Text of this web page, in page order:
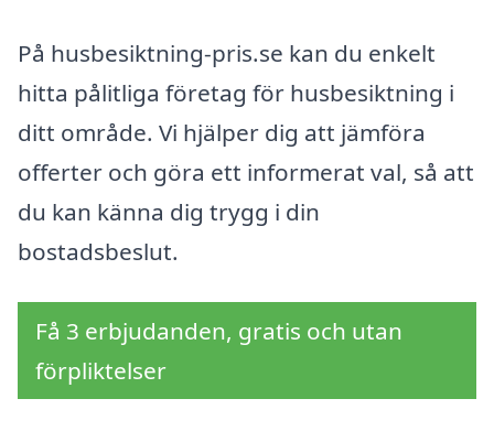
På husbesiktning-pris.se kan du enkelt
hitta pålitliga företag för husbesiktning i
ditt område. Vi hjälper dig att jämföra
offerter och göra ett informerat val, så att
du kan känna dig trygg i din
bostadsbeslut.
Få 3 erbjudanden, gratis och utan
förpliktelser